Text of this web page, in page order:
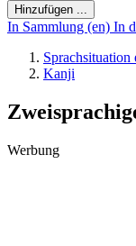
Hinzufügen ...
In Sammlung (en) In
Sprachsituation
Kanji
Werbung